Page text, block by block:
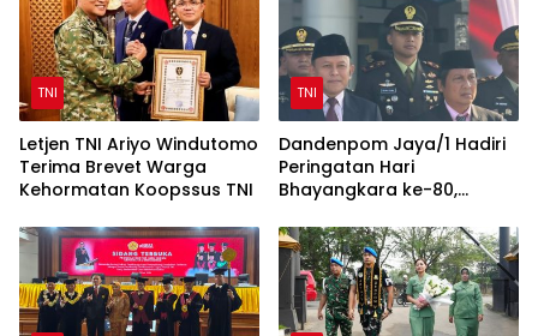
TNI
Letjen TNI Ariyo Windutomo
Terima Brevet Warga
Kehormatan Koopssus TNI
TNI
Dandenpom Jaya/1 Hadiri
Peringatan Hari
Bhayangkara ke-80,